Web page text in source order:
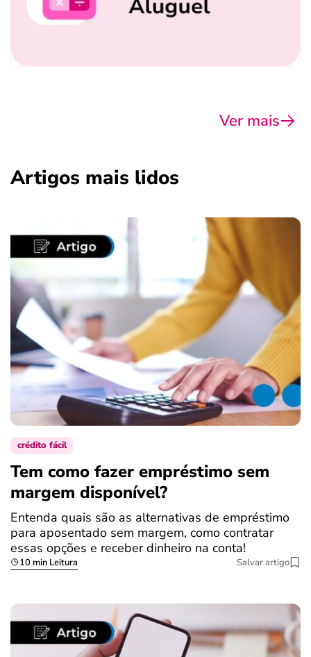
Ver mais
Artigos mais lidos
crédito fácil
Tem como fazer empréstimo sem
margem disponível?
Entenda quais são as alternativas de empréstimo
para aposentado sem margem, como contratar
essas opções e receber dinheiro na conta!
10 min Leitura Salvar artigo